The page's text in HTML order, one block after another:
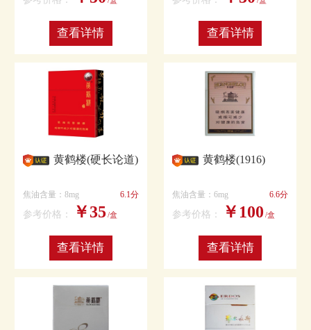
查看详情 查看详情
黄鹤楼(硬长论道)
焦油含量：8mg 6.1分
参考价格： ￥35 /盒
查看详情
黄鹤楼(1916)
焦油含量：6mg 6.6分
参考价格： ￥100 /盒
查看详情